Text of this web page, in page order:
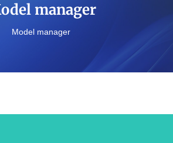
manager
Model manager